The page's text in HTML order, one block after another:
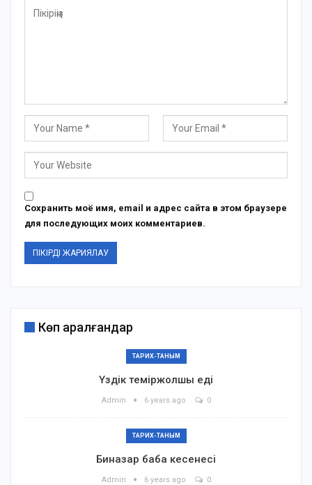
Сохранить моё имя, email и адрес сайта в этом браузере
для последующих моих комментариев.
Көп қаралғандар
ТАРИХ-ТАНЫМ
Үздік теміржолшы еді
Admin 6 years ago 0
ТАРИХ-ТАНЫМ
Биназар баба кесенесі
Admin 6 years ago 0